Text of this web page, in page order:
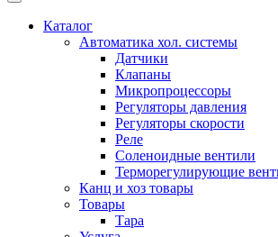
Каталог
Автоматика хол. системы
Датчики
Клапаны
Микропроцессоры
Регуляторы давления
Регуляторы скорости
Реле
Соленоидные вентили
Терморегулирующие
Канц и хоз товары
Товары
Тара